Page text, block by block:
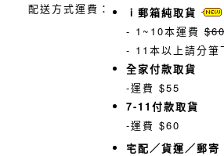
配送方式運費：
ｉ郵箱純取貨
- 1~10本運費
- 11本以上請分筆
全家付款取貨
-運費 $55
7-11付款取貨
-運費 $60
宅配／貨運／郵寄